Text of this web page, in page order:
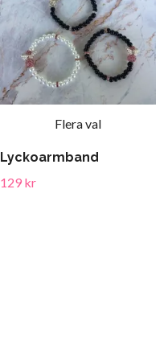
Flera val
Lyckoarmband
129 kr